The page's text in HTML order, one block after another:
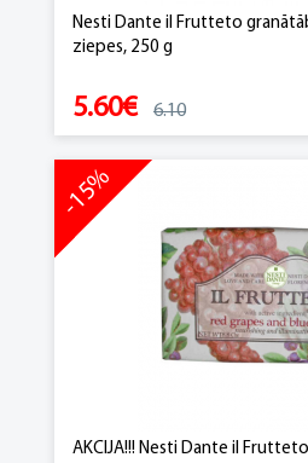
Nesti Dante il Frutteto
ziepes, 250 g
5.60€ 6.10
AKCIJA!!! Nesti Dante il
-15%